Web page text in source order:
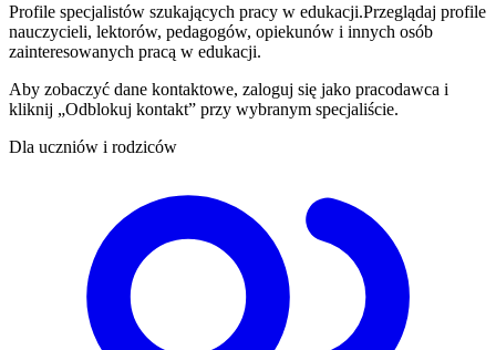
Profile specjalistów szukających pracy w edukacji.Przeglądaj profile
nauczycieli, lektorów, pedagogów, opiekunów i innych osób
zainteresowanych pracą w edukacji.
Aby zobaczyć dane kontaktowe, zaloguj się jako pracodawca i
kliknij „Odblokuj kontakt” przy wybranym specjaliście.
Dla uczniów i rodziców